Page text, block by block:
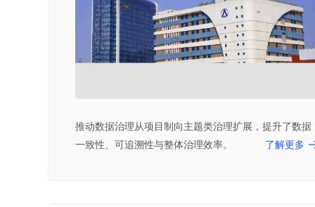
推动数据治理从项目制向主题类治理扩展，提升了数据
一致性、可追溯性与整体治理效率。
了解更多